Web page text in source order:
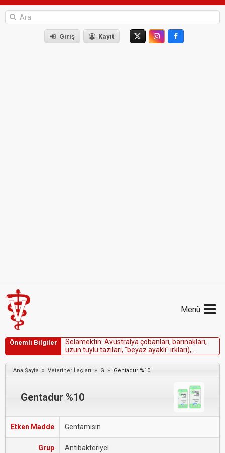
Giriş Kayıt
Menü
Önemli Bilgiler Se amektin: Avustra ya çoban arı, barınakarı,
uzun tüyü tazı arı, "beyaz ayakı" ırkarı),
mutasyonasahipolmadıklarıdoğrulanmadıkça
muhtemelenaşağıdakiilaçlarveilaçsınıflarıyla
bir likte s el m e ktin alma ma
Ana Sayfa » Veteriner İlaçları » G » Gentadur %10
Gentadur %10
Etken Madde Gentamisin
Grup Antibakteriyel